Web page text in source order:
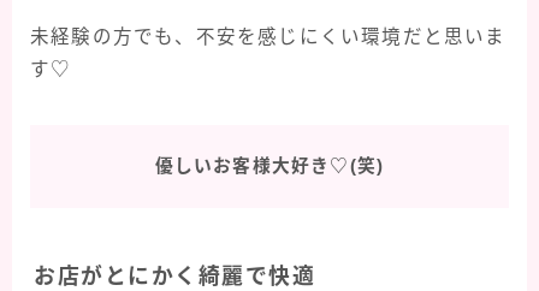
未経験の方でも、不安を感じにくい環境だと思いま
す♡
優しいお客様大好き♡(笑)
お店がとにかく綺麗で快適